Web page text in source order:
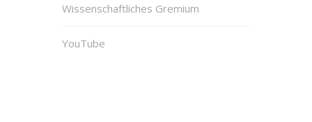
Wissenschaftliches Gremium
YouTube